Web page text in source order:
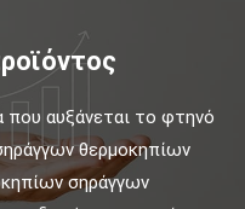
αυξάνεται το φτηνό
θερμοκηπίων
σηράγγων